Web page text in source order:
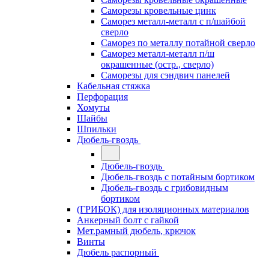
Саморезы кровельные цинк
Саморез металл-металл с п/шайбой
сверло
Саморез по металлу потайной сверло
Саморез металл-металл п/ш
окрашенные (остр., сверло)
Саморезы для сэндвич панелей
Кабельная стяжка
Перфорация
Хомуты
Шайбы
Шпильки
Дюбель-гвоздь
Дюбель-гвоздь
Дюбель-гвоздь с потайным бортиком
Дюбель-гвоздь с грибовидным
бортиком
(ГРИБОК) для изоляционных материалов
Анкерный болт с гайкой
Мет.рамный дюбель, крючок
Винты
Дюбель распорный